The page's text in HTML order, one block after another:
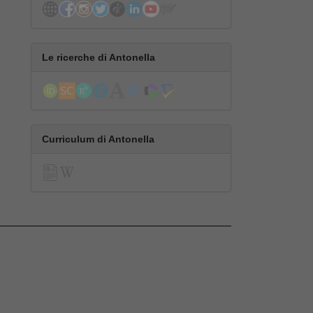
Le ricerche di Antonella
Curriculum di Antonella